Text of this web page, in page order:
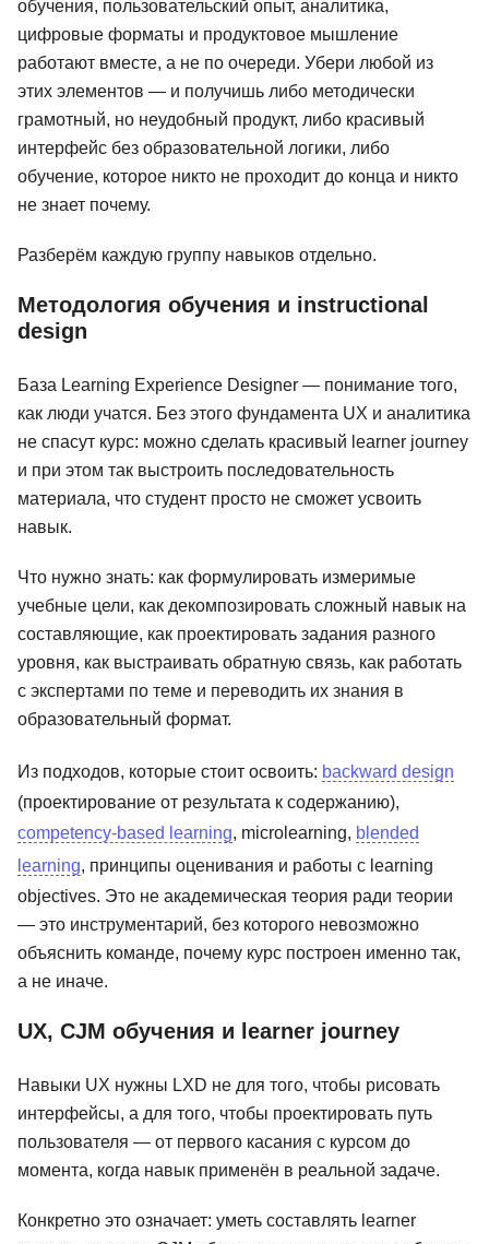
обучения, пользовательский опыт, аналитика,
цифровые форматы и продуктовое мышление
работают вместе, а не по очереди. Убери любой из
этих элементов — и получишь либо методически
грамотный, но неудобный продукт, либо красивый
интерфейс без образовательной логики, либо
обучение, которое никто не проходит до конца и никто
не знает почему.
Разберём каждую группу навыков отдельно.
Методология обучения и instructional
design
База Learning Experience Designer — понимание того,
как люди учатся. Без этого фундамента UX и аналитика
не спасут курс: можно сделать красивый learner journey
и при этом так выстроить последовательность
материала, что студент просто не сможет усвоить
навык.
Что нужно знать: как формулировать измеримые
учебные цели, как декомпозировать сложный навык на
составляющие, как проектировать задания разного
уровня, как выстраивать обратную связь, как работать
с экспертами по теме и переводить их знания в
образовательный формат.
Из подходов, которые стоит освоить: backward design
(проектирование от результата к содержанию),
competency-based learning, microlearning, blended
learning, принципы оценивания и работы с learning
objectives. Это не академическая теория ради теории
— это инструментарий, без которого невозможно
объяснить команде, почему курс построен именно так,
а не иначе.
UX, CJM обучения и learner journey
Навыки UX нужны LXD не для того, чтобы рисовать
интерфейсы, а для того, чтобы проектировать путь
пользователя — от первого касания с курсом до
момента, когда навык применён в реальной задаче.
Конкретно это означает: уметь составлять learner
47 отзывов
Подробнее
АБИУС 18 отзывов
от 796 ₽ Подробнее от 5 512 ₽